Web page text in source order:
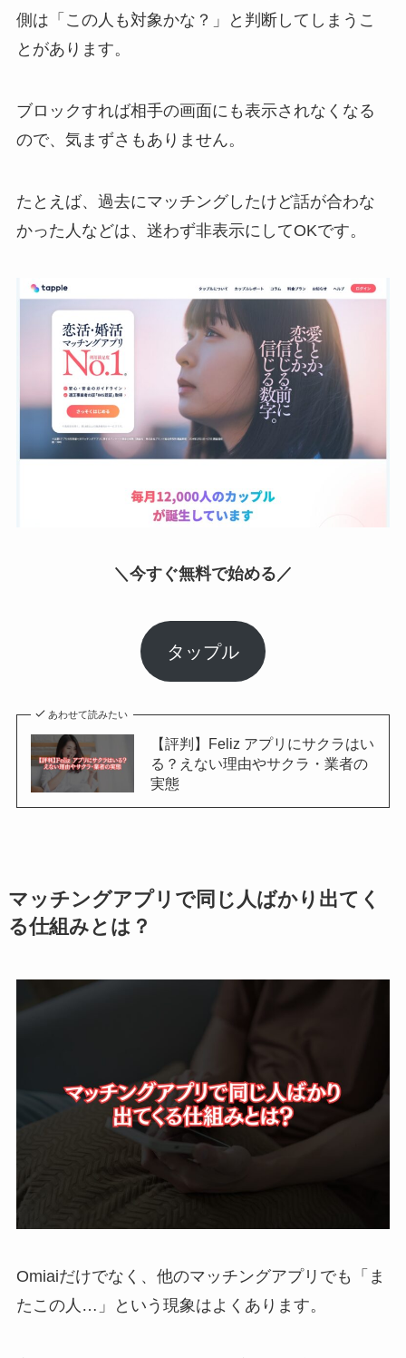
側は「この人も対象かな？」と判断してしまうこ
とがあります。
ブロックすれば相手の画面にも表示されなくなる
ので、気まずさもありません。
たとえば、過去にマッチングしたけど話が合わな
かった人などは、迷わず非表示にしてOKです。
＼今すぐ無料で始める／
タップル
あわせて読みたい
【評判】Feliz アプリにサクラはい
る？えない理由やサクラ・業者の
実態
マッチングアプリで同じ人ばかり出てく
る仕組みとは？
Omiaiだけでなく、他のマッチングアプリでも「ま
たこの人…」という現象はよくあります。